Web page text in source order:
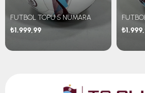
FUTBOL TOPU 5 NUMARA
₺1.999,99